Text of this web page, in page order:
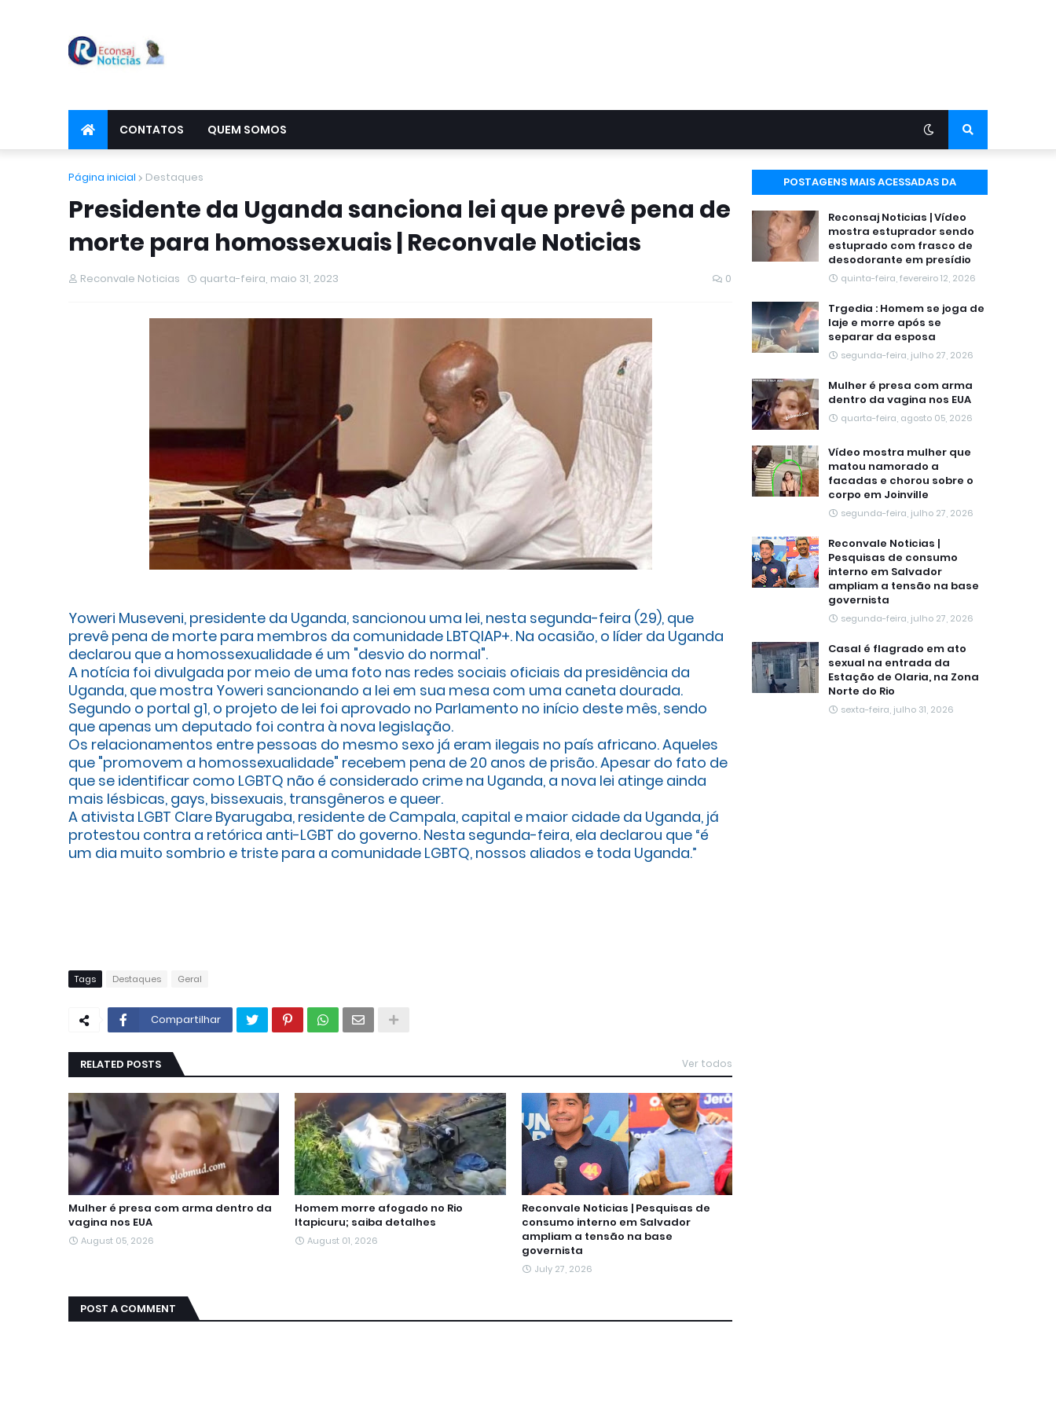
CONTATOS QUEM SOMOS
Página inicial Destaques
Presidente da Uganda sanciona lei que prevê pena de
morte para homossexuais | Reconvale Noticias
Reconvale Noticias quarta-feira, maio 31, 2023 0
Yoweri Museveni, presidente da Uganda, sancionou uma lei, nesta segunda-feira (29), que
prevê pena de morte para membros da comunidade LBTQIAP+. Na ocasião, o líder da Uganda
declarou que a homossexualidade é um "desvio do normal".
A notícia foi divulgada por meio de uma foto nas redes sociais oficiais da presidência da
Uganda, que mostra Yoweri sancionando a lei em sua mesa com uma caneta dourada.
Segundo o portal g1, o projeto de lei foi aprovado no Parlamento no início deste mês, sendo
que apenas um deputado foi contra à nova legislação.
Os relacionamentos entre pessoas do mesmo sexo já eram ilegais no país africano. Aqueles
que "promovem a homossexualidade" recebem pena de 20 anos de prisão. Apesar do fato de
que se identificar como LGBTQ não é considerado crime na Uganda, a nova lei atinge ainda
mais lésbicas, gays, bissexuais, transgêneros e queer.
A ativista LGBT Clare Byarugaba, residente de Campala, capital e maior cidade da Uganda, já
protestou contra a retórica anti-LGBT do governo. Nesta segunda-feira, ela declarou que “é
um dia muito sombrio e triste para a comunidade LGBTQ, nossos aliados e toda Uganda.”
Tags Destaques Geral
Compartilhar
RELATED POSTS Ver todos
Mulher é presa com arma dentro da
vagina nos EUA
August 05, 2026
Homem morre afogado no Rio
Itapicuru; saiba detalhes
August 01, 2026
Reconvale Noticias | Pesquisas de
consumo interno em Salvador
ampliam a tensão na base
governista
July 27, 2026
POST A COMMENT
POSTAGENS MAIS ACESSADAS DA
Reconsaj Noticias | Vídeo
mostra estuprador sendo
estuprado com frasco de
desodorante em presídio
quinta-feira, fevereiro 12, 2026
Trgedia : Homem se joga de
laje e morre após se
separar da esposa
segunda-feira, julho 27, 2026
Mulher é presa com arma
dentro da vagina nos EUA
quarta-feira, agosto 05, 2026
Vídeo mostra mulher que
matou namorado a
facadas e chorou sobre o
corpo em Joinville
segunda-feira, julho 27, 2026
Reconvale Noticias |
Pesquisas de consumo
interno em Salvador
ampliam a tensão na base
governista
segunda-feira, julho 27, 2026
Casal é flagrado em ato
sexual na entrada da
Estação de Olaria, na Zona
Norte do Rio
sexta-feira, julho 31, 2026